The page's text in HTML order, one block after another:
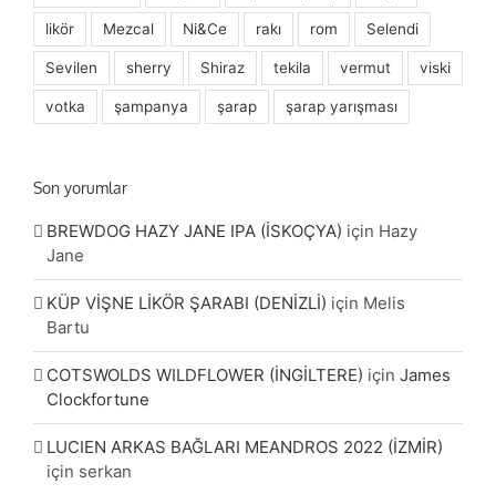
likör Mezcal Ni&Ce rakı rom Selendi
Sevilen sherry Shiraz tekila vermut viski
votka şampanya şarap şarap yarışması
Son yorumlar
BREWDOG HAZY JANE IPA (İSKOÇYA) için Hazy
Jane
KÜP VİŞNE LİKÖR ŞARABI (DENİZLİ) için Melis
Bartu
COTSWOLDS WILDFLOWER (İNGİLTERE) için James
Clockfortune
LUCIEN ARKAS BAĞLARI MEANDROS 2022 (İZMİR)
için serkan